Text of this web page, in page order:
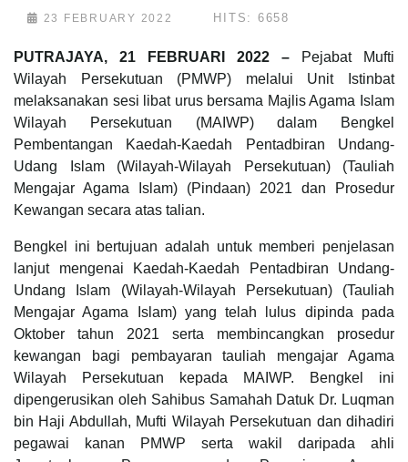
23 FEBRUARY 2022 HITS: 6658
PUTRAJAYA, 21 FEBRUARI 2022 –
Pejabat Mufti
Wilayah Persekutuan (PMWP) melalui Unit Istinbat
melaksanakan sesi libat urus bersama Majlis Agama Islam
Wilayah Persekutuan (MAIWP) dalam Bengkel
Pembentangan Kaedah-Kaedah Pentadbiran Undang-
Udang Islam (Wilayah-Wilayah Persekutuan) (Tauliah
Mengajar Agama Islam) (Pindaan) 2021 dan Prosedur
Kewangan secara atas talian.
Bengkel ini bertujuan adalah untuk memberi penjelasan
lanjut mengenai Kaedah-Kaedah Pentadbiran Undang-
Undang Islam (Wilayah-Wilayah Persekutuan) (Tauliah
Mengajar Agama Islam) yang telah lulus dipinda pada
Oktober tahun 2021 serta membincangkan prosedur
kewangan bagi pembayaran tauliah mengajar Agama
Wilayah Persekutuan kepada MAIWP. Bengkel ini
dipengerusikan oleh Sahibus Samahah Datuk Dr. Luqman
bin Haji Abdullah, Mufti Wilayah Persekutuan dan dihadiri
pegawai kanan PMWP serta wakil daripada ahli